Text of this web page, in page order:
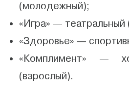
(молодежный);
«Игра» — театральный
«Здоровье» —
«Комплимент» —
(взрослый).